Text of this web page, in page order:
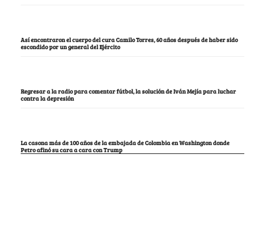
Así encontraron el cuerpo del cura Camilo Torres, 60 años después de haber sido
escondido por un general del Ejército
Regresar a la radio para comentar fútbol, la solución de Iván Mejía para luchar
contra la depresión
La casona más de 100 años de la embajada de Colombia en Washington donde
Petro afinó su cara a cara con Trump